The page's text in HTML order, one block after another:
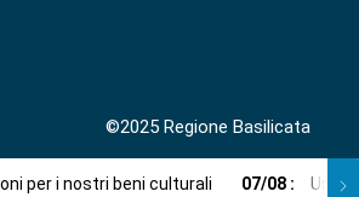
©2025 Regione Basilicata
per i nostri beni culturali 07/08 : Una